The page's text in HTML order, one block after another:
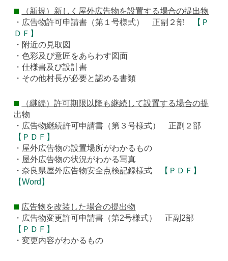
（新規）新しく屋外広告物を設置する場合の提出物
・広告物許可申請書（第１号様式） 正副２部
【Ｐ
ＤＦ】
・附近の見取図
・色彩及び意匠をあらわす図面
・仕様書及び設計書
・その他村長が必要と認める書類
（継続）許可期限以降も継続して設置する場合の提
出物
・広告物継続許可申請書（第３号様式） 正副２部
【ＰＤＦ】
・屋外広告物の設置場所がわかるもの
・屋外広告物の状況がわかる写真
・奈良県屋外広告物安全点検記録様式
【ＰＤＦ】
【Word】
広告物を改装した場合の提出物
・広告物変更許可申請書（第2号様式） 正副2部
【ＰＤＦ】
・変更内容がわかるもの